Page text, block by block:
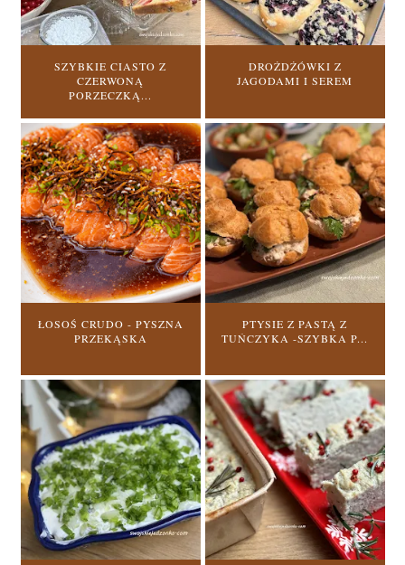
SZYBKIE CIASTO Z
CZERWONĄ
PORZECZKĄ...
DROŻDŻÓWKI Z
JAGODAMI I SEREM
ŁOSOŚ CRUDO - PYSZNA
PRZEKĄSKA
PTYSIE Z PASTĄ Z
TUŃCZYKA -SZYBKA P...